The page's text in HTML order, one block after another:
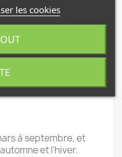
à une altitude
à septembre, et
et l'hiver.
les cookies